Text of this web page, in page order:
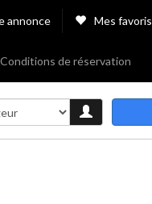
annonce Mes favoris
Conditions de réservation